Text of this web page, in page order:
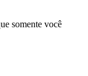
somente você